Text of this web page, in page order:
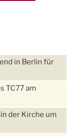
in Berlin für
TC77 am
der Kirche um